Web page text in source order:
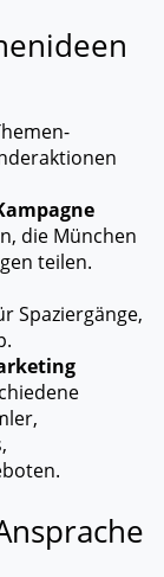
die München
teilen.
Spaziergänge,